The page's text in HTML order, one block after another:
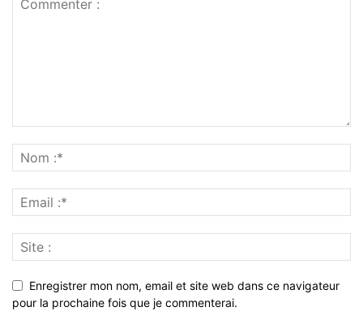
Enregistrer mon nom, email et site web dans ce navigateur
pour la prochaine fois que je commenterai.